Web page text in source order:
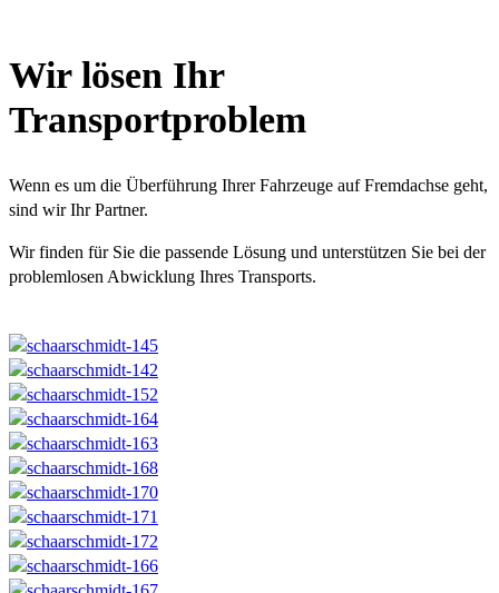
Wir lösen Ihr
Transportproblem
Wenn es um die Überführung Ihrer Fahrzeuge auf Fremdachse geht,
sind wir Ihr Partner.
Wir finden für Sie die passende Lösung und unterstützen Sie bei der
problemlosen Abwicklung Ihres Transports.